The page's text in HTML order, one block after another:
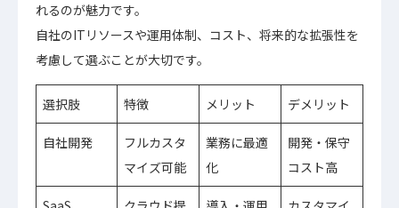
れるのが魅力です。
自社のITリソースや運用体制、コスト、将来的な拡張性を
考慮して選ぶことが大切です。
選択肢 特徴 メリット デメリット
自社開発
フルカスタ
マイズ可能
業務に最適
化
開発・保守
コスト高